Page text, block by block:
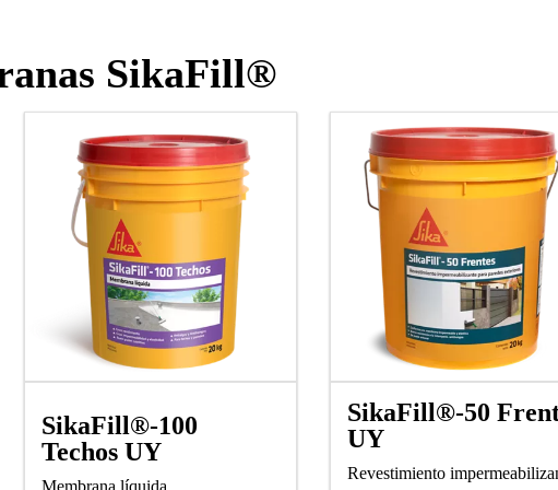
SikaFill®
SikaFill®-100
Techos UY
Membrana líquida
SikaFill®-50
UY
Revestimiento